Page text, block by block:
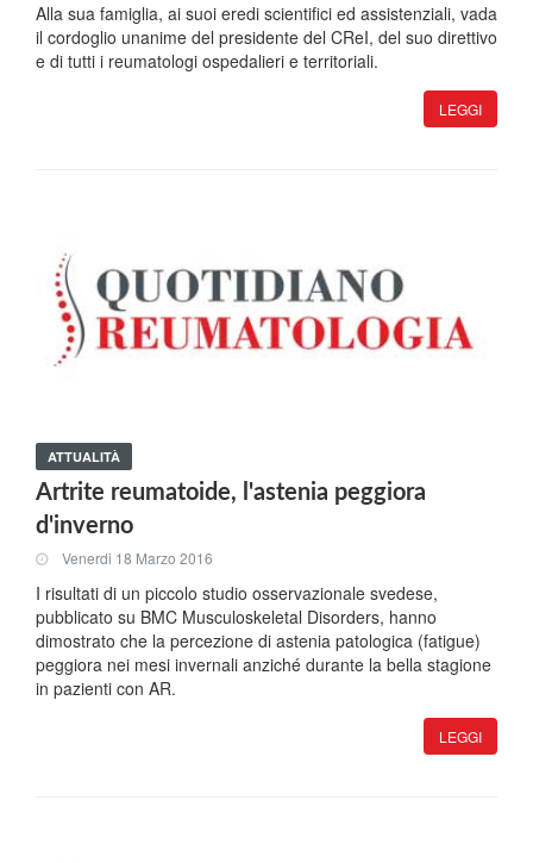
Alla sua famiglia, ai suoi eredi scientifici ed assistenziali, vada
il cordoglio unanime del presidente del CReI, del suo direttivo
e di tutti i reumatologi ospedalieri e territoriali.
LEGGI
ATTUALITÀ
Artrite reumatoide, l'astenia peggiora
d'inverno
Venerdi 18 Marzo 2016
I risultati di un piccolo studio osservazionale svedese,
pubblicato su BMC Musculoskeletal Disorders, hanno
dimostrato che la percezione di astenia patologica (fatigue)
peggiora nei mesi invernali anziché durante la bella stagione
in pazienti con AR.
LEGGI